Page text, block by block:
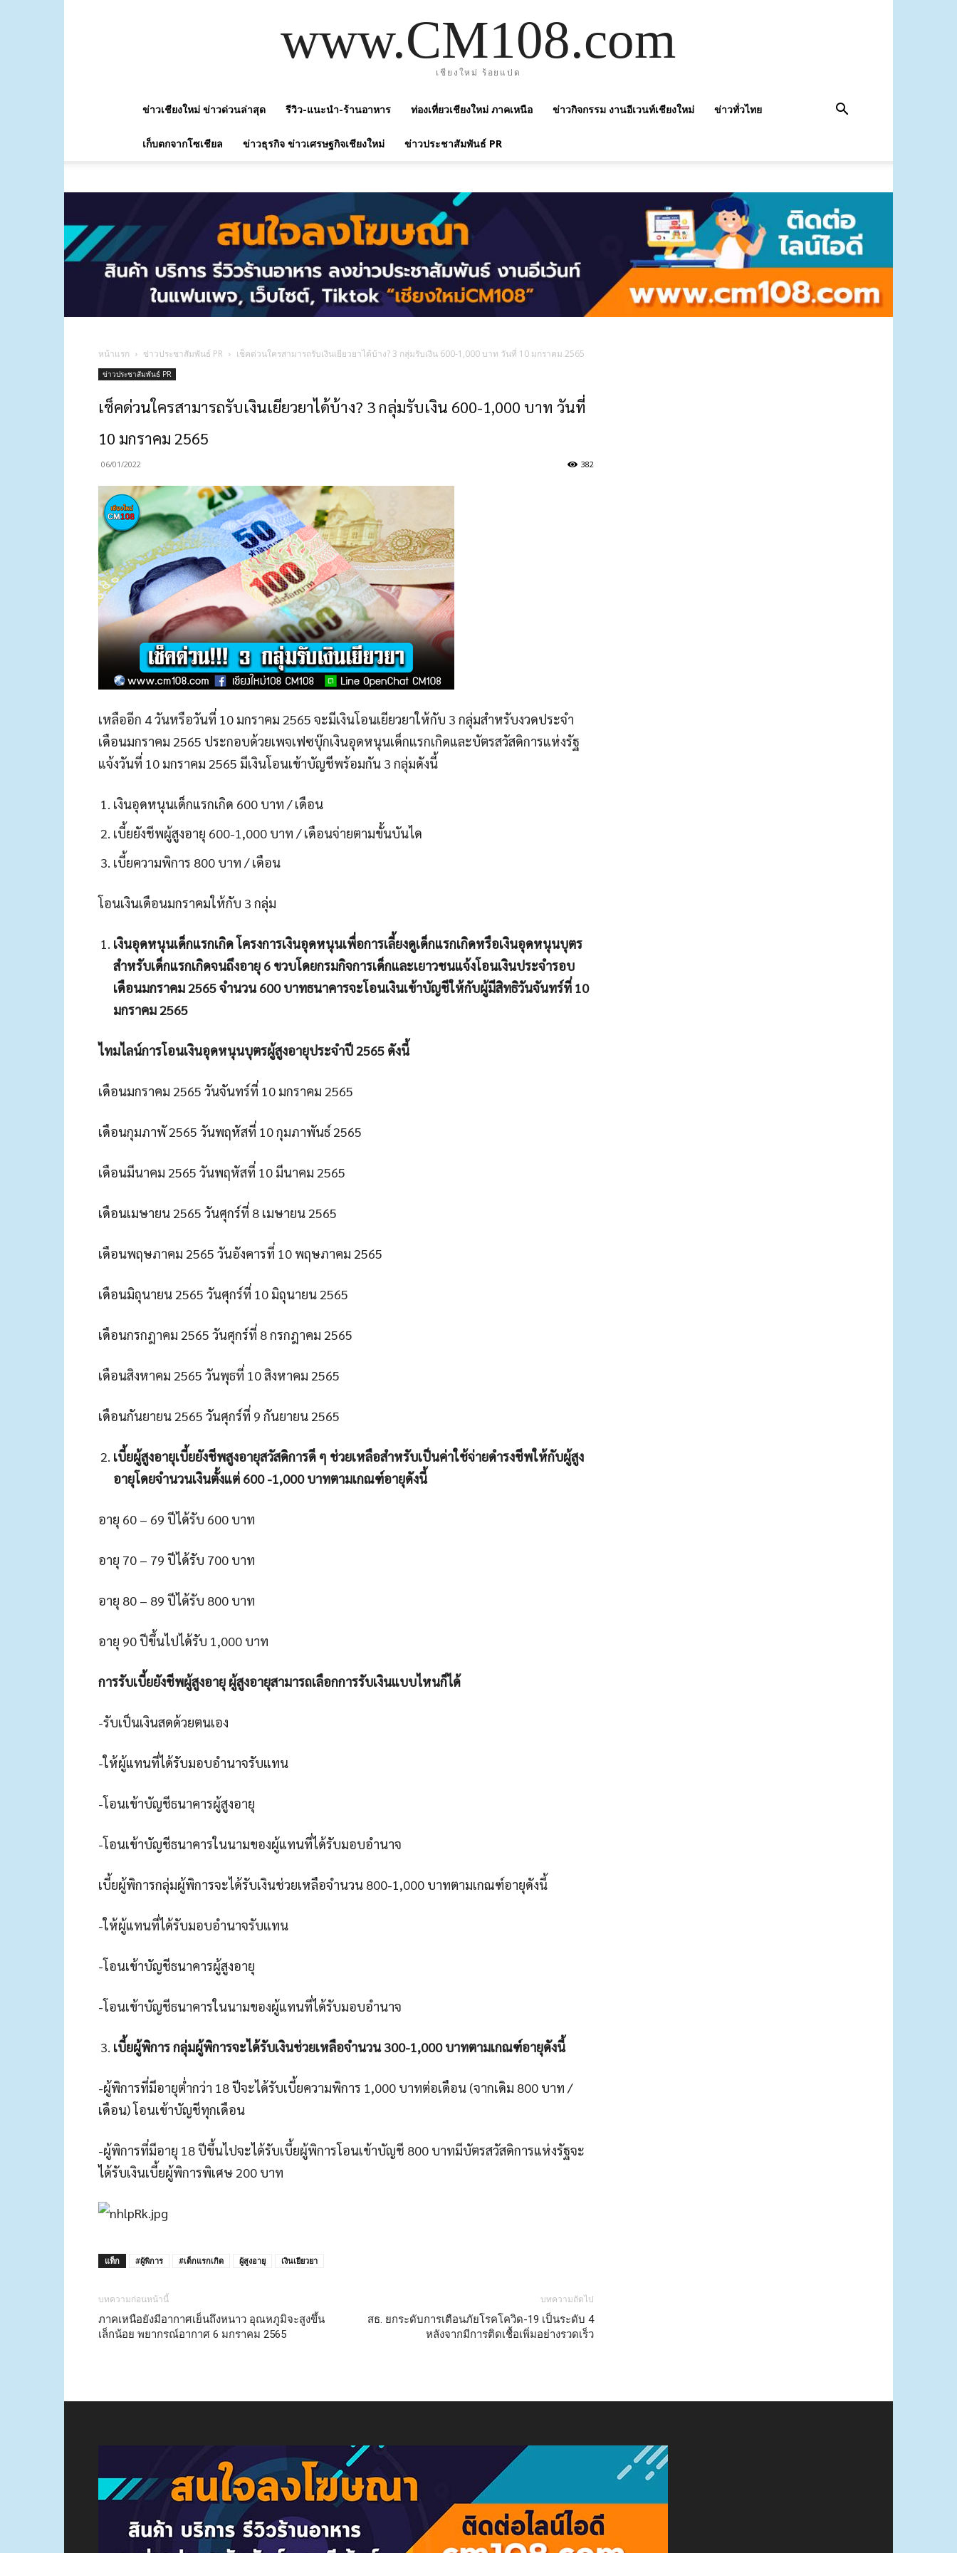
www.CM108.com
เชียงใหม่ ร้อยแปด
ข่าวเชียงใหม่ ข่าวด่วนล่าสุด รีวิว-แนะนำ-ร้านอาหาร ท่องเที่ยวเชียงใหม่ ภาคเหนือ ข่าวกิจกรรม งานอีเวนท์เชียงใหม่ ข่าวทั่วไทย
เก็บตกจากโซเชียล ข่าวธุรกิจ ข่าวเศรษฐกิจเชียงใหม่ ข่าวประชาสัมพันธ์ PR
หน้าแรก ข่าวประชาสัมพันธ์ PR เช็คด่วนใครสามารถรับเงินเยียวยาได้บ้าง? 3 กลุ่มรับเงิน 600-1,000 บาท วันที่ 10 มกราคม 2565
ข่าวประชาสัมพันธ์ PR
เช็คด่วนใครสามารถรับเงินเยียวยาได้บ้าง? 3 กลุ่มรับเงิน 600-1,000 บาท วันที่
10 มกราคม 2565
06/01/2022 382
เหลืออีก 4 วันหรือวันที่ 10 มกราคม 2565 จะมีเงินโอนเยียวยาให้กับ 3 กลุ่มสำหรับงวดประจำ
เดือนมกราคม 2565 ประกอบด้วยเพจเฟซบุ๊กเงินอุดหนุนเด็กแรกเกิดและบัตรสวัสดิการแห่งรัฐ
แจ้งวันที่ 10 มกราคม 2565 มีเงินโอนเข้าบัญชีพร้อมกัน 3 กลุ่มดังนี้
เงินอุดหนุนเด็กแรกเกิด 600 บาท / เดือน
เบี้ยยังชีพผู้สูงอายุ 600-1,000 บาท / เดือนจ่ายตามขั้นบันได
เบี้ยความพิการ 800 บาท / เดือน
โอนเงินเดือนมกราคมให้กับ 3 กลุ่ม
เงินอุดหนุนเด็กแรกเกิด โครงการเงินอุดหนุนเพื่อการเลี้ยงดูเด็กแรกเกิดหรือเงินอุดหนุนบุตร
สำหรับเด็กแรกเกิดจนถึงอายุ 6 ขวบโดยกรมกิจการเด็กและเยาวชนแจ้งโอนเงินประจำรอบ
เดือนมกราคม 2565 จำนวน 600 บาทธนาคารจะโอนเงินเข้าบัญชีให้กับผู้มีสิทธิวันจันทร์ที่ 10
มกราคม 2565
ไทมไลน์การโอนเงินอุดหนุนบุตรผู้สูงอายุประจำปี 2565 ดังนี้
เดือนมกราคม 2565 วันจันทร์ที่ 10 มกราคม 2565
เดือนกุมภาพั 2565 วันพฤหัสที่ 10 กุมภาพันธ์ 2565
เดือนมีนาคม 2565 วันพฤหัสที่ 10 มีนาคม 2565
เดือนเมษายน 2565 วันศุกร์ที่ 8 เมษายน 2565
เดือนพฤษภาคม 2565 วันอังคารที่ 10 พฤษภาคม 2565
เดือนมิถุนายน 2565 วันศุกร์ที่ 10 มิถุนายน 2565
เดือนกรกฎาคม 2565 วันศุกร์ที่ 8 กรกฎาคม 2565
เดือนสิงหาคม 2565 วันพุธที่ 10 สิงหาคม 2565
เดือนกันยายน 2565 วันศุกร์ที่ 9 กันยายน 2565
เบี้ยผู้สูงอายุเบี้ยยังชีพสูงอายุสวัสดิการดี ๆ ช่วยเหลือสำหรับเป็นค่าใช้จ่ายดำรงชีพให้กับผู้สูง
อายุโดยจำนวนเงินตั้งแต่ 600 -1,000 บาทตามเกณฑ์อายุดังนี้
อายุ 60 – 69 ปีได้รับ 600 บาท
อายุ 70 – 79 ปีได้รับ 700 บาท
อายุ 80 – 89 ปีได้รับ 800 บาท
อายุ 90 ปีขึ้นไปได้รับ 1,000 บาท
การรับเบี้ยยังชีพผู้สูงอายุ ผู้สูงอายุสามารถเลือกการรับเงินแบบไหนก็ได้
-รับเป็นเงินสดด้วยตนเอง
-ให้ผู้แทนที่ได้รับมอบอำนาจรับแทน
-โอนเข้าบัญชีธนาคารผู้สูงอายุ
-โอนเข้าบัญชีธนาคารในนามของผู้แทนที่ได้รับมอบอำนาจ
เบี้ยผู้พิการกลุ่มผู้พิการจะได้รับเงินช่วยเหลือจำนวน 800-1,000 บาทตามเกณฑ์อายุดังนี้
-ให้ผู้แทนที่ได้รับมอบอำนาจรับแทน
-โอนเข้าบัญชีธนาคารผู้สูงอายุ
-โอนเข้าบัญชีธนาคารในนามของผู้แทนที่ได้รับมอบอำนาจ
เบี้ยผู้พิการ กลุ่มผู้พิการจะได้รับเงินช่วยเหลือจำนวน 300-1,000 บาทตามเกณฑ์อายุดังนี้
-ผู้พิการที่มีอายุต่ำกว่า 18 ปีจะได้รับเบี้ยความพิการ 1,000 บาทต่อเดือน (จากเดิม 800 บาท /
เดือน) โอนเข้าบัญชีทุกเดือน
-ผู้พิการที่มีอายุ 18 ปีขึ้นไปจะได้รับเบี้ยผู้พิการโอนเข้าบัญชี 800 บาทมีบัตรสวัสดิการแห่งรัฐจะ
ได้รับเงินเบี้ยผู้พิการพิเศษ 200 บาท
แท็ก #ผู้พิการ #เด็กแรกเกิด ผู้สูงอายุ เงินเยียวยา
บทความก่อนหน้านี้
ภาคเหนือยังมีอากาศเย็นถึงหนาว อุณหภูมิจะสูงขึ้น
เล็กน้อย พยากรณ์อากาศ 6 มกราคม 2565
บทความถัดไป
สธ. ยกระดับการเตือนภัยโรคโควิด-19 เป็นระดับ 4
หลังจากมีการติดเชื้อเพิ่มอย่างรวดเร็ว